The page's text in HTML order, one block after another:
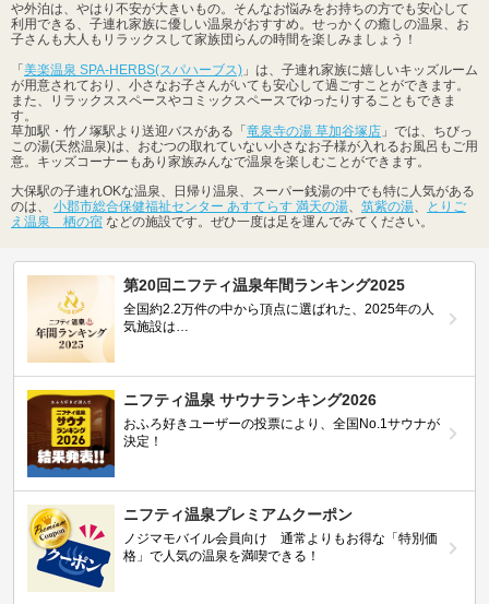
や外泊は、やはり不安が大きいもの。そんなお悩みをお持ちの方でも安心して
利用できる、子連れ家族に優しい温泉がおすすめ。せっかくの癒しの温泉、お
子さんも大人もリラックスして家族団らんの時間を楽しみましょう！
「美楽温泉 SPA-HERBS(スパハーブス) 」は、子連れ家族に嬉しいキッズルーム
が用意されており、小さなお子さんがいても安心して過ごすことができます。
また、リラックススペースやコミックスペースでゆったりすることもできま
す。
草加駅・竹ノ塚駅より送迎バスがある「竜泉寺の湯 草加谷塚店 」では、ちびっ
この湯(天然温泉)は、おむつの取れていない小さなお子様が入れるお風呂もご用
意。キッズコーナーもあり家族みんなで温泉を楽しむことができます。
大保駅の子連れOKな温泉、日帰り温泉、スーパー銭湯の中でも特に人気がある
のは、 小郡市総合保健福祉センター あすてらす 満天の湯 筑紫の湯
とりご
え温泉 栖の宿 などの施設です。ぜひ一度は足を運んでみてください。
第20回ニフティ温泉年間ランキング2025
全国約2.2万件の中から頂点に選ばれた、2025年の人
気施設は…
ニフティ温泉 サウナランキング2026
おふろ好きユーザーの投票により、全国No.1サウナが
決定！
ニフティ温泉プレミアムクーポン
ノジマモバイル会員向け 通常よりもお得な「特別価
格」で人気の温泉を満喫できる！